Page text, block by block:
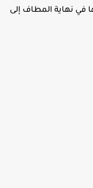
في نهاية المطاف إلى